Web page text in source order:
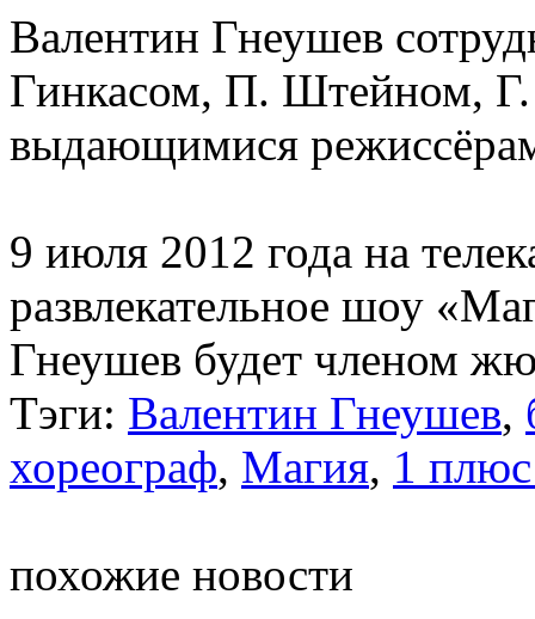
Валентин Гнеушев
Гинкасом, П. Штейном,
выдающимися
9 июля 2012 года на
развлекательное шоу
Гнеушев будет членом
Тэги: Валентин Гнеушев,
хореограф, Магия, 1
похожие новости